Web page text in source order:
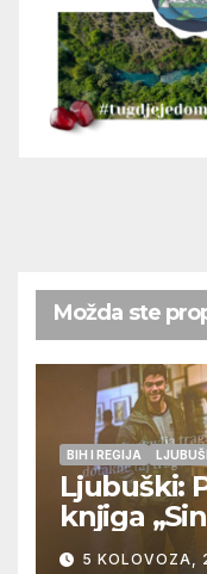
Možda ste
BIH I REGIJA
Ljubuški:
knjiga
dr. sc.
5 KOLOVOZA,